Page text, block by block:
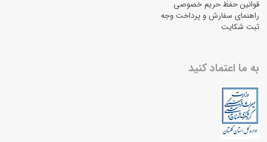
قوانین حفظ حریم خصوصی
راهنمای سفارش و پرداخت وجه
ثبت شکایت
به ما اعتماد کنید